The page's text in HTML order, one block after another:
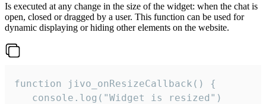
Is executed at any change in the size of the widget: when the chat is
open, closed or dragged by a user. This function can be used for
dynamic displaying or hiding other elements on the website.
function jivo_onResizeCallback() {
   console.log("Widget is resized")